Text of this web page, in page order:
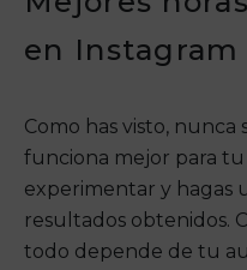
en Instagram
Como has visto,
funciona mejor para
experimentar y hagas
resultados obtenidos.
todo depende de tu